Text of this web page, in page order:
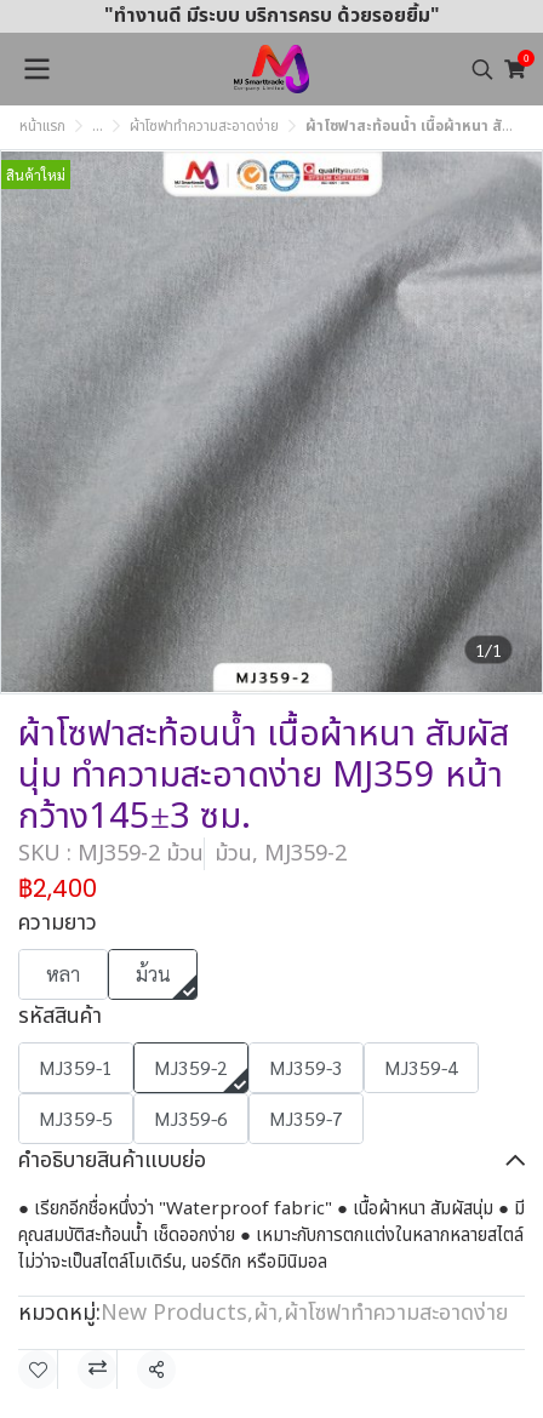
"ทำงานดี มีระบบ บริการครบ ด้วยรอยยิ้ม"
0
หน้าแรก ... ผ้าโซฟาทำความสะอาดง่าย ผ้าโซฟาสะท้อนน้ำ เนื้อผ้าหนา สัมผัสนุ่ม ทำความสะอาดง่าย MJ359 หน้ากว้าง145±3 ซม.
1/1
สินค้าใหม่
ผ้าโซฟาสะท้อนน้ำ เนื้อผ้าหนา สัมผัส
นุ่ม ทำความสะอาดง่าย MJ359 หน้า
กว้าง145±3 ซม.
SKU : MJ359-2 ม้วน ม้วน, MJ359-2
฿2,400
ความยาว
หลา ม้วน
รหัสสินค้า
MJ359-1 MJ359-2 MJ359-3
MJ359-4
MJ359-5
MJ359-6 MJ359-7
คำอธิบายสินค้าแบบย่อ
● เรียกอีกชื่อหนึ่งว่า "Waterproof fabric" ● เนื้อผ้าหนา สัมผัสนุ่ม ● มี
คุณสมบัติสะท้อนน้ำ เช็ดออกง่าย ● เหมาะกับการตกแต่งในหลากหลายสไตล์
ไม่ว่าจะเป็นสไตล์โมเดิร์น, นอร์ดิก หรือมินิมอล
หมวดหมู่:New Products,ผ้า,ผ้าโซฟาทำความสะอาดง่าย
แชร์